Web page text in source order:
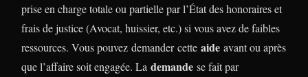
prise en charge totale ou partielle par l’État des honoraires et
frais de justice (Avocat, huissier, etc.) si vous avez de faibles
ressources. Vous pouvez demander cette aide avant ou après
que l’affaire soit engagée. La demande se fait par